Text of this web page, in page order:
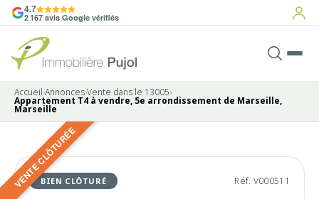
4.7
2 167 avis Google vérifiés
Accueil›Annonces›Vente dans le 13005›
Appartement T4 à vendre, 5e arrondissement de Marseille,
Marseille
VENTE CLÔTURÉE
BIEN CLÔTURÉ Réf. V000511
VENDU
6 photos